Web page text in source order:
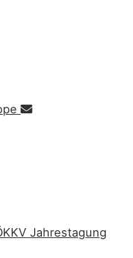
Jahrestagung